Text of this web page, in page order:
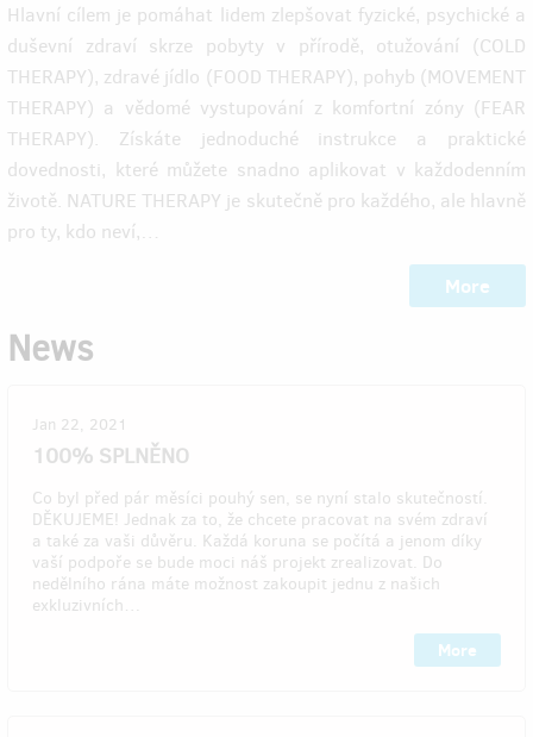
Hlavní cílem je pomáhat lidem zlepšovat fyzické, psychické a
duševní zdraví skrze pobyty v přírodě, otužování (COLD
THERAPY), zdravé jídlo (FOOD THERAPY), pohyb (MOVEMENT
THERAPY) a vědomé vystupování z komfortní zóny (FEAR
THERAPY). Získáte jednoduché instrukce a praktické
dovednosti, které můžete snadno aplikovat v každodenním
životě. NATURE THERAPY je skutečně pro každého, ale hlavně
pro ty, kdo neví,…
More
News
Jan 22, 2021
100% SPLNĚNO
Co byl před pár měsíci pouhý sen, se nyní stalo skutečností.
DĚKUJEME! Jednak za to, že chcete pracovat na svém zdraví
a také za vaši důvěru. Každá koruna se počítá a jenom díky
vaší podpoře se bude moci náš projekt zrealizovat. Do
nedělního rána máte možnost zakoupit jednu z našich
exkluzivních…
More